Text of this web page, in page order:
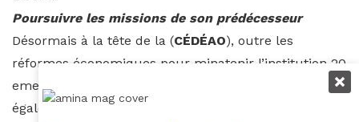
Poursuivre les missions de son prédécesseur
Désormais à la tête de la (CÉDÉAO), outre les
réformes économiques pour minatenir l’institution 20
eme puissance économique mondiale, elle devra
également suivre les scrutins présidentiels en